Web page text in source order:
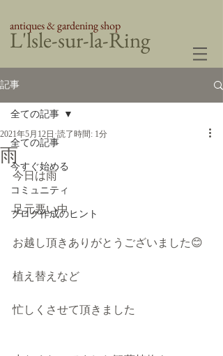
​L'lsle-sur-la-Ring
antiques & gardening shop
記事
全ての記事
今すぐ始める
コミュニティ
ブログ作成のヒント
全ての記事
雨
2021年5月12日 読了時間: 1分
今日は雨
足元悪い中
お越し頂きありがとうございました😊
植え替えなど
忙しくさせて頂きました